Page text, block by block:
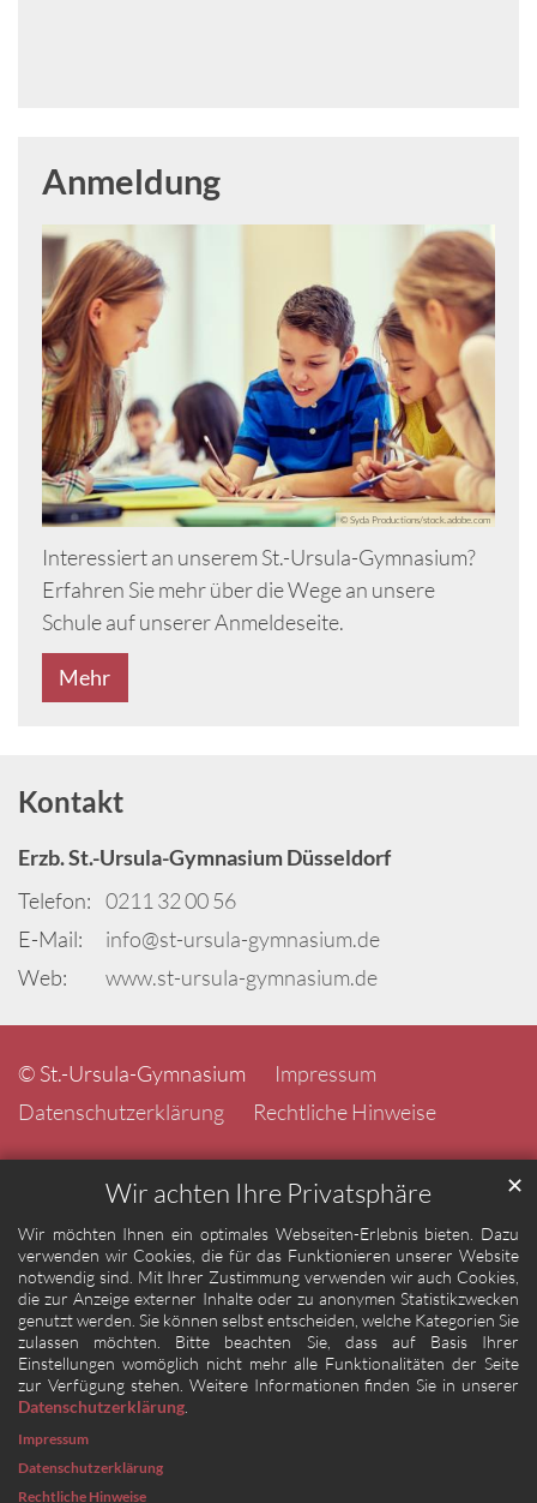
Wir achten Ihre Privatsphäre
Wir möchten Ihnen ein optimales Webseiten-Erlebnis bieten. Dazu
verwenden wir Cookies, die für das Funktionieren unserer Website
notwendig sind. Mit Ihrer Zustimmung verwenden wir auch Cookies,
die zur Anzeige externer Inhalte oder zu anonymen Statistikzwecken
genutzt werden. Sie können selbst entscheiden, welche Kategorien Sie
zulassen möchten. Bitte beachten Sie, dass auf Basis Ihrer
Einstellungen womöglich nicht mehr alle Funktionalitäten der Seite
zur Verfügung stehen. Weitere Informationen finden Sie in unserer
Datenschutzerklärung
✕
Impressum
Datenschutzerklärung
Rechtliche Hinweise
Anmeldung
© Syda Productions/stock.adobe.com
Interessiert an unserem St.-Ursula-Gymnasium?
Erfahren Sie mehr über die Wege an unsere
Schule auf unserer Anmeldeseite.
Mehr
Kontakt
Erzb. St.-Ursula-Gymnasium Düsseldorf
Telefon: 0211 32 00 56
E-Mail:
info@st-ursula-gymnasium.de
Web:
www.st-ursula-gymnasium.de
© St.-Ursula-Gymnasium
Impressum
Datenschutzerklärung
Rechtliche Hinweise